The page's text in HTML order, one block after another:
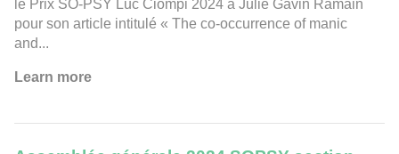
le Prix SO-PSY Luc Ciompi 2024 à Julie Gavin Ramain
pour son article intitulé « The co-occurrence of manic
and...
Learn more